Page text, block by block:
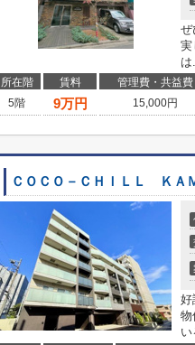
ぜ
実
は
所在階 賃料 管理費・共益費
5階
9万円 15,000円
ＣＯＣＯ－ＣＨＩＬＬ ＫＡ
好
物